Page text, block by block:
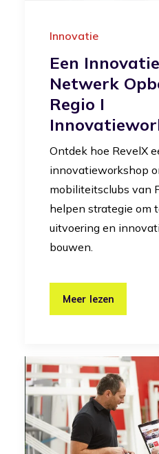
Innovatie
Een
Netwerk
Regio I
Ontdek hoe RevelX
innovatieworkshop
mobiliteitsclubs van
helpen strategie om
uitvoering en
bouwen.
Meer lezen